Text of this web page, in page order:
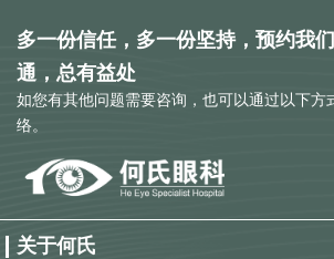
多一份信任，多一份坚持，预约我
通，总有益处
如您有其他问题需要咨询，也可以通过以下方
络。
关于何氏